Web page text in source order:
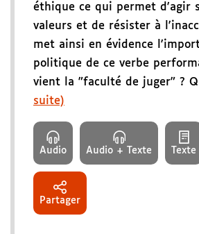
éthique ce qui permet d'agir
valeurs et de résister à
met ainsi en évidence
politique de ce verbe
vient la "faculté de juger" ?
suite)
Audio Audio + Texte Texte
Partager